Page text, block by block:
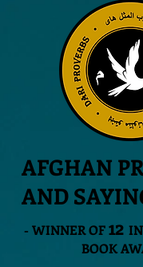
AFGHAN
AND
- WINNER OF12
BOOK